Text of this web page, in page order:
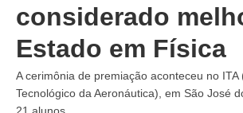
considerado
Estado em Física
A cerimônia de premiação aconteceu no ITA
Tecnológico da Aeronáutica), em São José